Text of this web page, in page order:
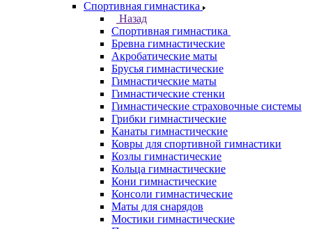
Спортивная гимнастика
Назад
Спортивная гимнастика
Бревна гимнастические
Акробатические маты
Брусья гимнастические
Гимнастические маты
Гимнастические стенки
Гимнастические страховочные системы
Грибки гимнастические
Канаты гимнастические
Ковры для спортивной гимнастики
Козлы гимнастические
Кольца гимнастические
Кони гимнастические
Консоли гимнастические
Маты для снарядов
Мостики гимнастические